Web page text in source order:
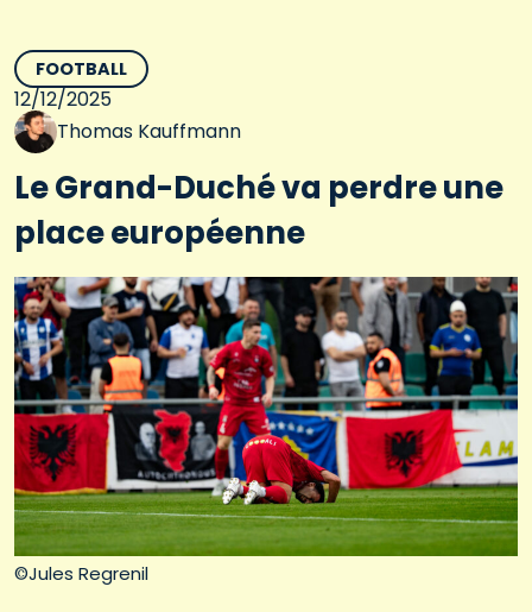
©Jules Regrenil
FOOTBALL
12/12/2025
Thomas Kauffmann
Le Grand-Duché va perdre une
place européenne